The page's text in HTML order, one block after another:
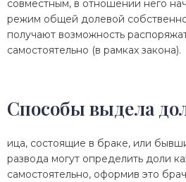
совместным, в отношении него
режим общей долевой
получают возможность
самостоятельно (в рамках закона).
Способы выдела
ица, состоящие в браке, или
развода могут определить доли
самостоятельно, оформив это